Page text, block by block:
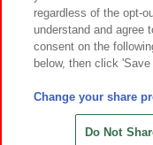
regardless of the opt-
understand and agree
consent on the
below, then click
Change your share
Do Not